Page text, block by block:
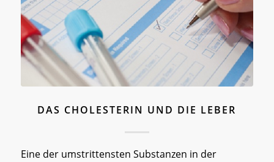
DAS CHOLESTERIN UND DIE LEBER
Eine der umstrittensten Substanzen in der